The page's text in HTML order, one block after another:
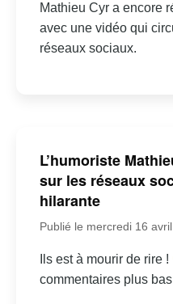
Mathieu Cyr a encore
avec une vidéo qui
réseaux sociaux.
L’humoriste
sur les réseaux
hilarante
Publié le mercredi 16
Ils est à mourir de rire !
commentaires plus